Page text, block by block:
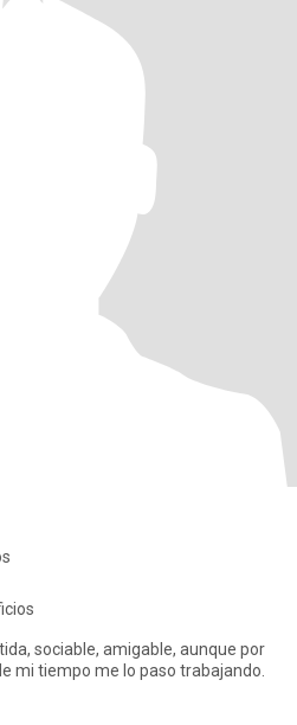
sociable, amigable, aunque por
mi tiempo me lo paso trabajando.